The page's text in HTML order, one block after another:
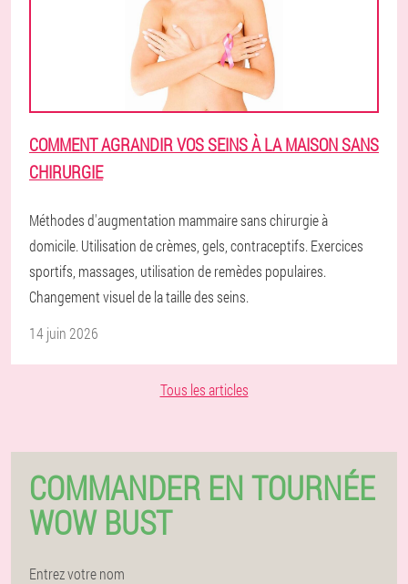
COMMENT AGRANDIR VOS SEINS À LA MAISON SANS
CHIRURGIE
Méthodes d'augmentation mammaire sans chirurgie à
domicile. Utilisation de crèmes, gels, contraceptifs. Exercices
sportifs, massages, utilisation de remèdes populaires.
Changement visuel de la taille des seins.
14 juin 2026
Tous les articles
COMMANDER EN TOURNÉE
WOW BUST
Entrez votre nom